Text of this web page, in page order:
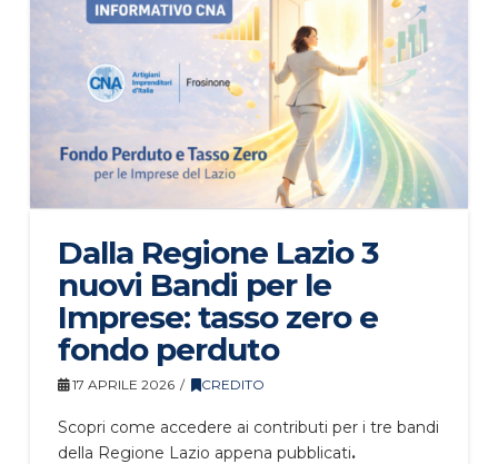
Dalla Regione Lazio 3
nuovi Bandi per le
Imprese: tasso zero e
fondo perduto
17 APRILE 2026 CREDITO
Scopri come accedere ai contributi per i tre bandi
della Regione Lazio appena pubblicati.